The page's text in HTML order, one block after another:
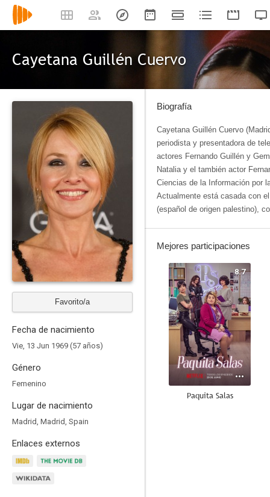
Cayetana Guillén Cuervo
Favorito/a
Fecha de nacimiento
Vie, 13 Jun 1969 (57 años)
Género
Femenino
Lugar de nacimiento
Madrid, Madrid, Spain
Enlaces externos
Biografía
Cayetana Guillén Cuervo
periodista y presentadora de
actores Fernando Guillén y
Natalia y el también actor
Ciencias de la Información por
Actualmente está casada con
(español de origen palestino),
Mejores participaciones
8.7
Paquita Salas